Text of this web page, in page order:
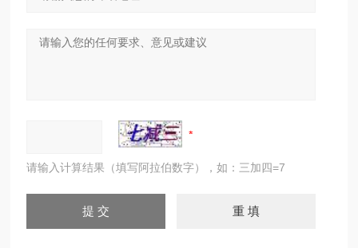
请输入计算结果（填写阿拉伯数字），如：三加四=7